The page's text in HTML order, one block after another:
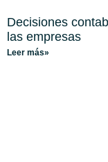
Decisiones
las empresas
Leer más»